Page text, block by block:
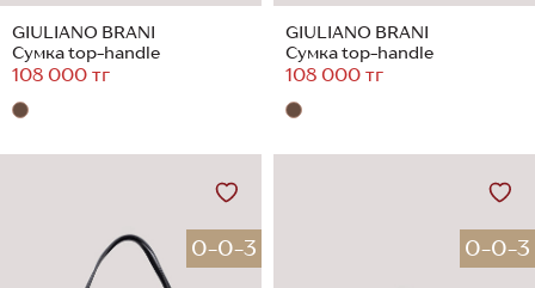
GIULIANO BRANI
Сумка top-handle
108 000 тг
GIULIANO BRANI
Сумка top-handle
108 000 тг
0-0-3 0-0-3